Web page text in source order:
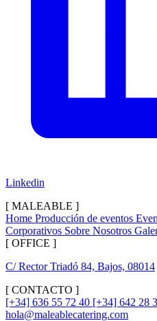
Linkedin
[ MALEABLE ]
Home Producción de eventos
Corporativos Sobre Nosotros
[ OFFICE ]
C/ Rector Triadó 84, Bajos, 08014
[ CONTACTO ]
[+34] 636 55 72 40 [+34] 642 28
hola@maleablecatering.com